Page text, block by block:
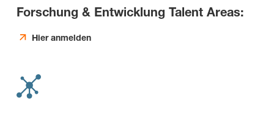
Forschung & Entwicklung Talent Areas:
Hier anmelden